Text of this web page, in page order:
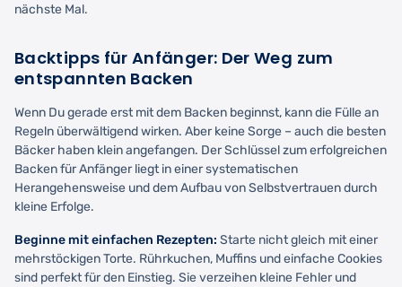
nächste Mal.
Backtipps für Anfänger: Der Weg zum
entspannten Backen
Wenn Du gerade erst mit dem Backen beginnst, kann die Fülle an
Regeln überwältigend wirken. Aber keine Sorge – auch die besten
Bäcker haben klein angefangen. Der Schlüssel zum erfolgreichen
Backen für Anfänger liegt in einer systematischen
Herangehensweise und dem Aufbau von Selbstvertrauen durch
kleine Erfolge.
Beginne mit einfachen Rezepten: Starte nicht gleich mit einer
mehrstöckigen Torte. Rührkuchen, Muffins und einfache Cookies
sind perfekt für den Einstieg. Sie verzeihen kleine Fehler und